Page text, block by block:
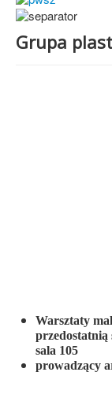
Grupa
Warsztaty
przedostatnią
sala 105
prowadzący